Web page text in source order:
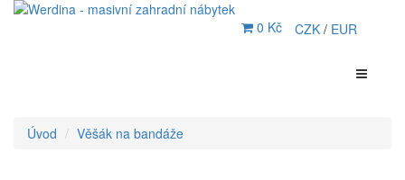
0 Kč CZK / EUR
Úvod Věšák na bandáže